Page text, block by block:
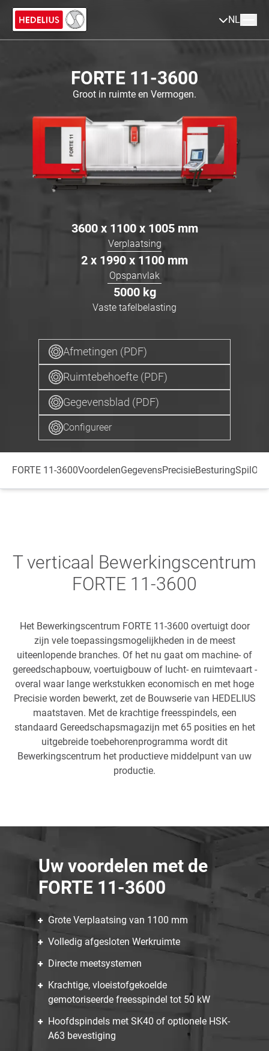
NL
FORTE 11-3600
Groot in ruimte en Vermogen.
3600 x 1100 x 1005 mm
Verplaatsing
2 x 1990 x 1100 mm
Opspanvlak
5000 kg
Vaste tafelbelasting
Afmetingen (PDF)
Ruimtebehoefte (PDF)
Gegevensblad (PDF)
Configureer
FORTE 11-3600VoordelenGegevensPrecisieBesturingSpil
T verticaal Bewerkingscentrum
FORTE 11-3600
Het Bewerkingscentrum FORTE 11-3600 overtuigt door
zijn vele toepassingsmogelijkheden in de meest
uiteenlopende branches. Of het nu gaat om machine- of
gereedschapbouw, voertuigbouw of lucht- en ruimtevaart -
overal waar lange werkstukken economisch en met hoge
Precisie worden bewerkt, zet de Bouwserie van HEDELIUS
maatstaven. Met de krachtige freesspindels, een
standaard Gereedschapsmagazijn met 65 posities en het
uitgebreide toebehorenprogramma wordt dit
Bewerkingscentrum het productieve middelpunt van uw
productie.
Uw voordelen met de
FORTE 11-3600
Grote Verplaatsing van 1100 mm
Volledig afgesloten Werkruimte
Directe meetsystemen
Krachtige, vloeistofgekoelde
gemotoriseerde freesspindel tot 50 kW
Hoofdspindels met SK40 of optionele HSK-
A63 bevestiging